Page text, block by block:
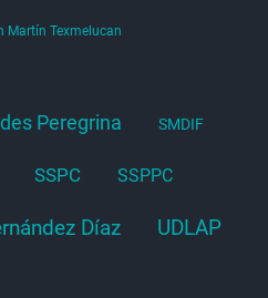
Martín Texmelucan
Peregrina SMDIF
SSPC SSPPC
Díaz UDLAP